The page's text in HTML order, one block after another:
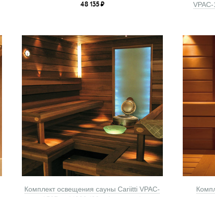
48 135₽
Комплект освещения сауны Cariitti VPAC-